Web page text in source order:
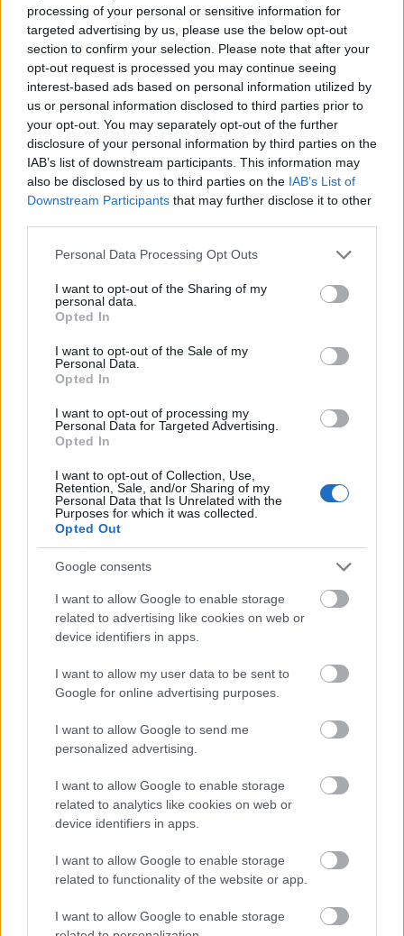
processing of your personal or sensitive information for
targeted advertising by us, please use the below opt-out
section to confirm your selection. Please note that after your
opt-out request is processed you may continue seeing
interest-based ads based on personal information utilized by
us or personal information disclosed to third parties prior to
your opt-out. You may separately opt-out of the further
disclosure of your personal information by third parties on the
IAB’s list of downstream participants. This information may
also be disclosed by us to third parties on the IAB’s List of
Downstream Participants that may further disclose it to other
Please note that this website/app uses one or more Google
not limited to your visit or usage behaviour. You may click to
grant or deny consent to Google and its third-party tags to
use your data for below specified purposes in below Google
consent section.
Personal Data Processing Opt Outs
I want to opt-out of the Sharing of my
personal data.
Opted In
I want to opt-out of the Sale of my
Personal Data.
Opted In
I want to opt-out of processing my
Personal Data for Targeted Advertising.
Opted In
I want to opt-out of Collection, Use,
Retention, Sale, and/or Sharing of my
Personal Data that Is Unrelated with the
Purposes for which it was collected.
Opted Out
Google consents
I want to allow Google to enable storage
related to advertising like cookies on web or
device identifiers in apps.
I want to allow my user data to be sent to
Google for online advertising purposes.
I want to allow Google to send me
personalized advertising.
I want to allow Google to enable storage
related to analytics like cookies on web or
device identifiers in apps.
I want to allow Google to enable storage
related to functionality of the website or app.
I want to allow Google to enable storage
Zubreczki Dávid• 2014. július 29.
Nem is tudom, hol kezdjem. Talán a végén. Aki már
életében elcsodálkozott azon, hogy még mindig
létezik a Magyar Újságírók Országos ...
Budapest legbájosabb cégére egy
kiskanál. Már ha egyáltalán
szándékosan tették oda, mert elég
nehéz észrevenni
Zubreczki Dávid 2014. július 29.
A fenti képen például nem könnyű kiszúrni. De
Tominak - a fotókat is küldte - sikerült. Mint írja:
Atya világ, mi van ezeken a
veszprémi táblákon? Aki tudja, írja
meg! Aki nem, az tippeljen
Zubreczki Dávid•2014. július 29.
Valahonnan marhára ismerősek, de nem tudom
honnan. A megfejtésükkel nem is próbálkozom,
meghagyom nektek a lehetőséget, hogy szabadon
szárnyaljon ...